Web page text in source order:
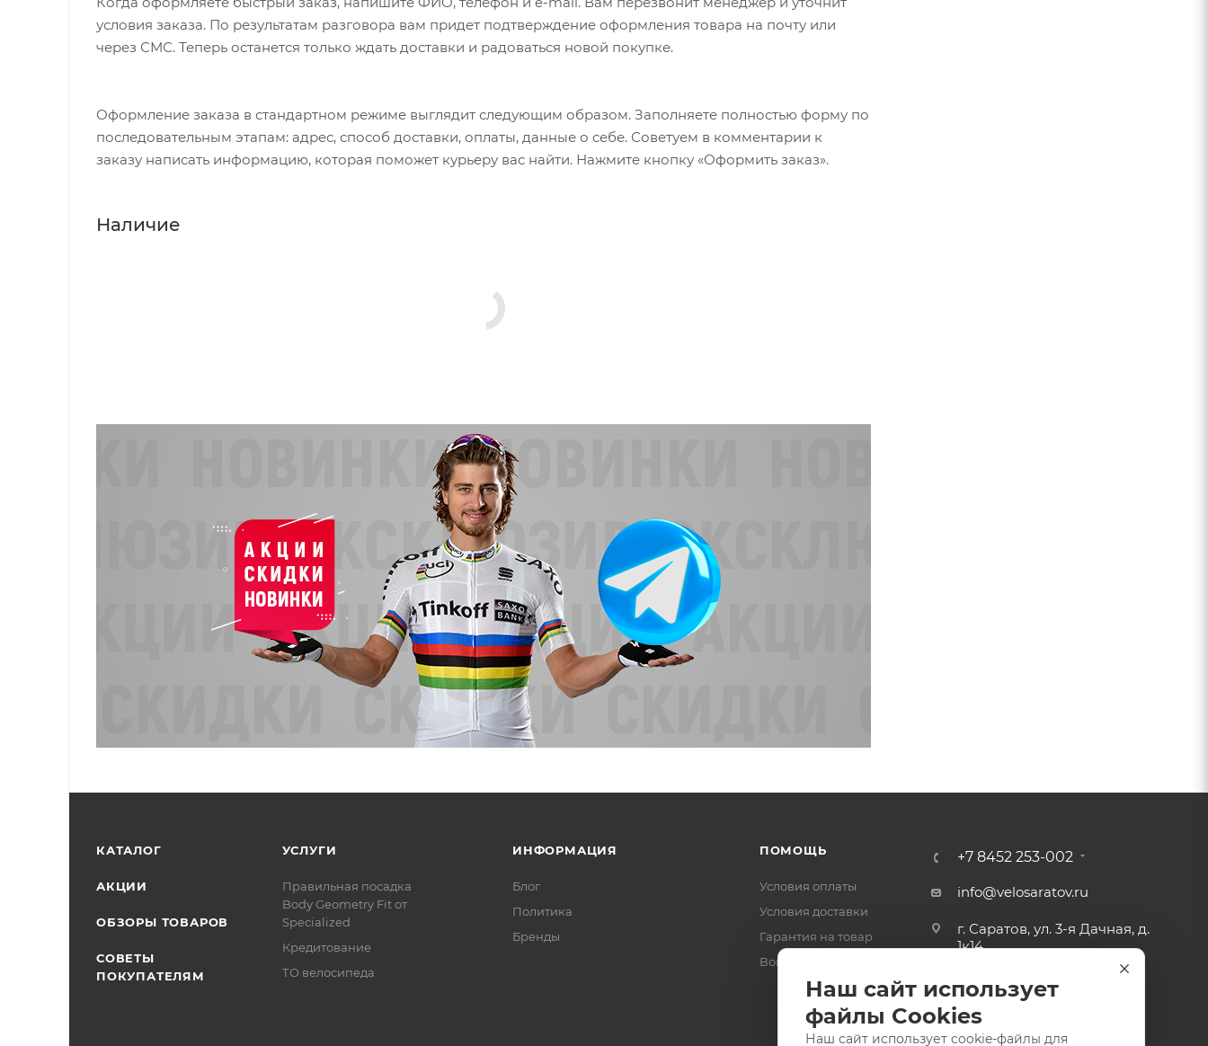
ОПТИМАЛЬНАЯ ЗАРЯДКА ТЕМПЕРАТУРА: 20–22 °C / 68–72 °F (комнатная температура)
условия заказа. По результатам разговора вам придет подтверждение оформления товара на почту или
через СМС. Теперь останется только ждать доставки и радоваться новой покупке.
Оформление заказа в стандартном режиме выглядит следующим образом. Заполняете полностью форму по
последовательным этапам: адрес, способ доставки, оплаты, данные о себе. Советуем в комментарии к
заказу написать информацию, которая поможет курьеру вас найти. Нажмите кнопку «Оформить заказ».
Наличие
КАТАЛОГ
АКЦИИ
ОБЗОРЫ ТОВАРОВ
СОВЕТЫ
ПОКУПАТЕЛЯМ
УСЛУГИ
Правильная посадка
Body Geometry Fit от
Specialized
Кредитование
ТО велосипеда
ИНФОРМАЦИЯ
Блог
Политика
Бренды
ПОМОЩЬ
Условия оплаты
Условия доставки
Гарантия на товар
Вопрос-ответ
+7 8452 253-002
info@velosaratov.ru
г. Саратов, ул. 3-я Дачная, д.
1к14
Наш сайт использует
файлы Cookies
Наш сайт использует cookie-файлы для